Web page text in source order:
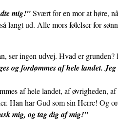
mig!"Svært for en mor at høre,
langt ud. Alle mors følelser for
ser ingen udvej. Hvad er
og fordømmes af hele landet.
af hele landet, af øvrigheden,
Han har Gud som sin Herre! Og
mig, og tag dig af mig!"